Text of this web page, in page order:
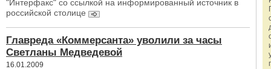
"Интерфакс" со ссылкой на информированный источник в
российской столице
Главреда «Коммерсанта» уволили за часы
Светланы Медведевой
16.01.2009